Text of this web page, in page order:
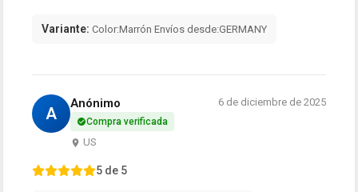
Variante: Color:Marrón Envíos desde:GERMANY
A
Anónimo
Compra verificada
US
6 de diciembre de 2025
5 de 5